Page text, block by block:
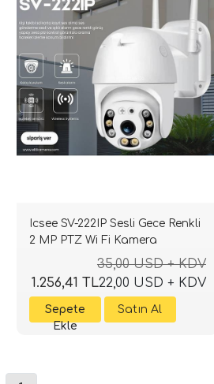
Icsee SV-222IP Sesli Gece Renkli
2 MP PTZ Wi Fi Kamera
35,00 USD + KDV
22,00 USD + KDV
1.256,41 TL